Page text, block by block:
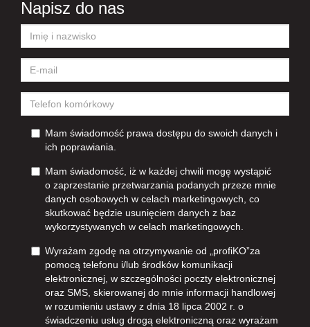
Napisz do nas
Mam świadomość prawa dostępu do swoich danych i
ich poprawiania.
Mam świadomość, iż w każdej chwili mogę wystąpić
o zaprzestanie przetwarzania podanych przeze mnie
danych osobowych w celach marketingowych, co
skutkować będzie usunięciem danych z baz
wykorzystywanych w celach marketingowych.
Wyrażam zgodę na otrzymywanie od „profiKO”za
pomocą telefonu i/lub środków komunikacji
elektronicznej, w szczególności poczty elektronicznej
oraz SMS, skierowanej do mnie informacji handlowej
w rozumieniu ustawy z dnia 18 lipca 2002 r. o
świadczeniu usług drogą elektroniczną oraz wyrażam